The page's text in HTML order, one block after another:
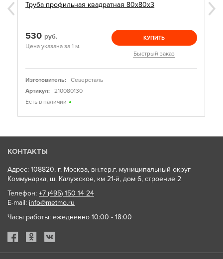
Труба профильная квадратная 80х80х3
530 руб.
Цена указана за 1 м.
КУПИТЬ
Быстрый заказ
Изготовитель:
Северсталь
Артикул:
210080130
Есть в наличии
КОНТАКТЫ
Адрес: 108820, г. Москва, вн.тер.г. муниципальный округ
Коммунарка, ш. Калужское, км 21-й, дом 6, строение 2
Телефон: +7 (495) 150 14 24
E-mail: info@metmo.ru
Часы работы: ежедневно 10:00 - 18:00